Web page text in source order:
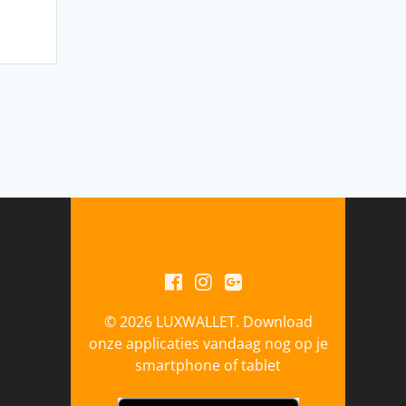
© 2026 LUXWALLET. Download
onze applicaties vandaag nog op je
smartphone of tablet